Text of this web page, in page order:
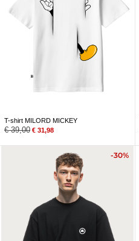
T-shirt MILORD MICKEY
€39,00 € 31,98
-30%